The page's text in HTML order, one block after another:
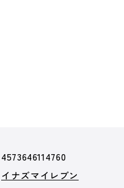
4573646114760
イナズマイレブン